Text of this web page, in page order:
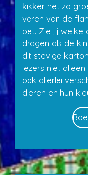
kikker net zo
veren van de
pet. Zie jij welke
dragen als de
dit stevige
lezers niet
ook allerlei
dieren en hun